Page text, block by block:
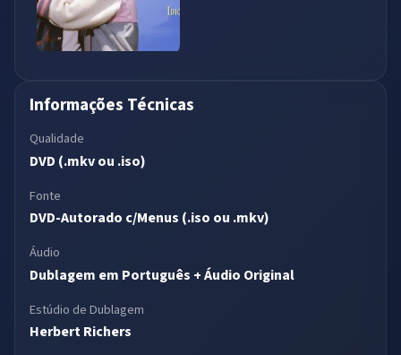
Informações Técnicas
Qualidade
DVD (.mkv ou .iso)
Fonte
DVD-Autorado c/Menus (.iso ou .mkv)
Áudio
Dublagem em Português + Áudio Original
Estúdio de Dublagem
Herbert Richers